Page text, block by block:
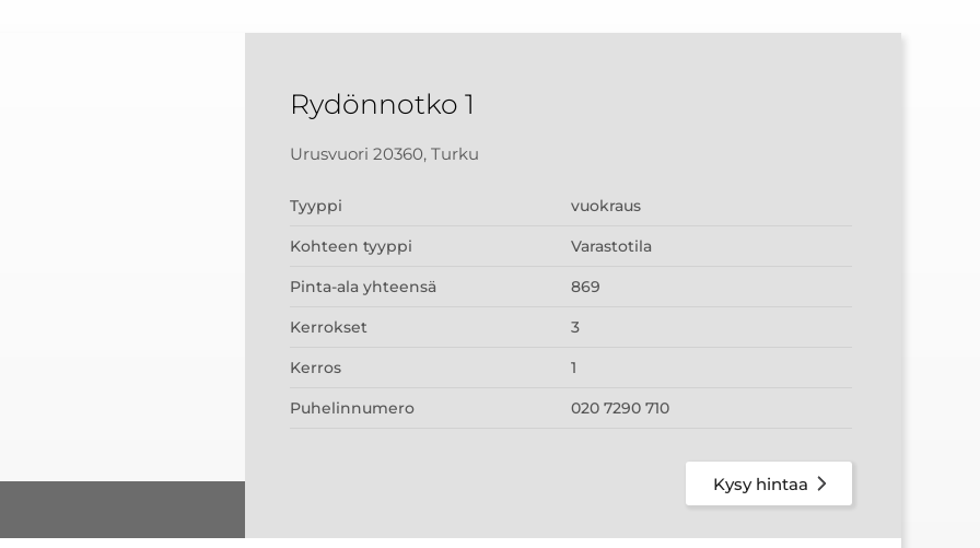
Rydönnotko 1
Urusvuori 20360, Turku
Tyyppi vuokraus
Kohteen tyyppi Varastotila
Pinta-ala yhteensä 869
Kerrokset 3
Kerros 1
Puhelinnumero 020 7290 710
Kysy hintaa